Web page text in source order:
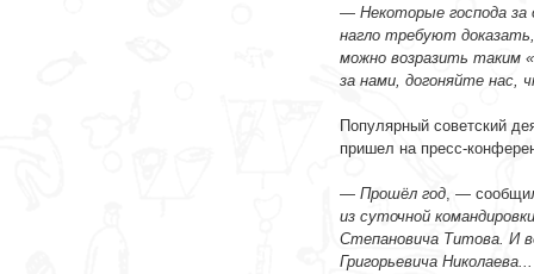
— Некоторые господа
нагло требуют
можно возразить таким
за нами, догоняйте нас,
Популярный советский
пришел на пресс-
— Прошёл год, —
из суточной
Степановича Титова. И
Григорьевича